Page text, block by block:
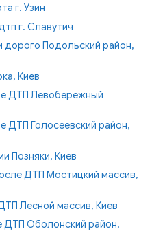
г. Узин
г. Славутич
дорого Подольский район,
Киев
ДТП Левобережный
ДТП Голосеевский район,
Позняки, Киев
ДТП Мостицкий массив,
Лесной массив, Киев
ДТП Оболонский район,